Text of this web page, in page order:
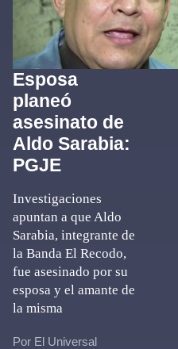
Esposa
planeó
asesinato de
Aldo Sarabia:
PGJE
Investigaciones
apuntan a que Aldo
Sarabia, integrante de
la Banda El Recodo,
fue asesinado por su
esposa y el amante de
la misma
Por El Universal